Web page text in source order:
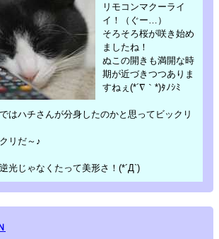
リモコンマクーライ
イ！（ぐー…）
そろそろ桜が咲き始め
ましたね！
ぬこの開きも満開な時
期が近づきつつありま
すねぇ(*´∇｀*)ﾀﾉｼﾐ
ハチさんが分身したのかと思ってビックリ
リだ～♪
光じゃなくたって美形さ！(*´Д`)